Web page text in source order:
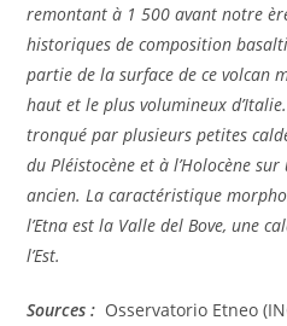
remontant à 1 500 avant notre
historiques de composition
partie de la surface de ce volcan
haut et le plus volumineux
tronqué par plusieurs petites
du Pléistocène et à l’Holocène
ancien. La caractéristique
l’Etna est la Valle del Bove, une
l’Est.
Sources : Osservatorio Etneo